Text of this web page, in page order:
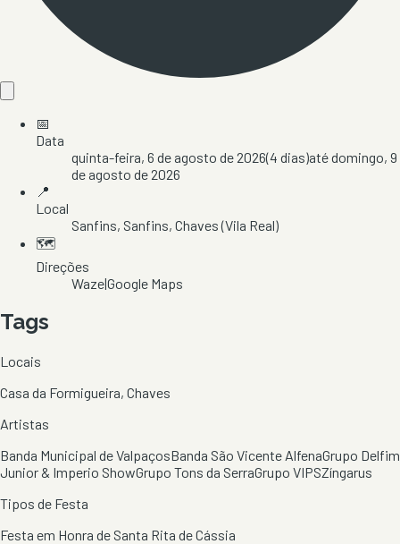
📅
Data
quinta-feira, 6 de agosto de 2026(4 dias)atédomingo, 9
de agosto de 2026
📍
Local
Sanfins, Sanfins, Chaves(Vila Real)
🗺️
Direções
Waze|Google Maps
Tags
Locais
Casa da Formigueira, Chaves
Artistas
Banda Municipal de ValpaçosBanda São Vicente AlfenaGrupo Delfim
Junior & Imperio ShowGrupo Tons da SerraGrupo VIPSZíngarus
Tipos de Festa
Festa em Honra de Santa Rita de Cássia